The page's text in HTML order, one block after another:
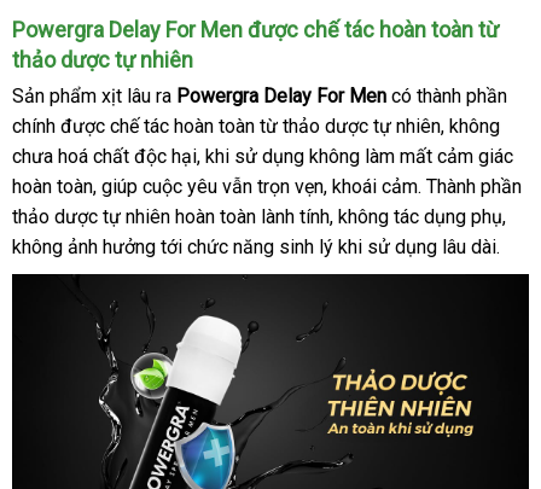
lâu
ra
thảo
dược
Powergra
Delay
For
Men
13ml
Powergra Delay For Menan
được chế tác hoàn toàn từ
thảo dược tự nhiên
Sản phẩm xịt lâu ra Powergra Delay For Men có thành phần
chính thảo
luận
được chế tác hoàn toàn từ thảo dược tự nhiênkhuyến
mãi
, không
chưa hoá chất độc hạiđổi
trả
, khi sử dụng không làm mất cảm giác
hoàn toànchợ
, giúp cuộc yêu mới
nhất
vẫn trọn vẹnhướng
dẫn
, khoái cảmshopee
. Thành phần
thảo dược tự nhiên hoàn toàn lành tínhmua
hàng
, không tác dụng phụhàng
,
không ảnh hưởng tới chức năng sinh lý khi sử dụng lâu dài.